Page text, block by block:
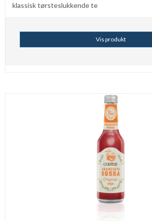
klassisk tørsteslukkende te
Vis produkt